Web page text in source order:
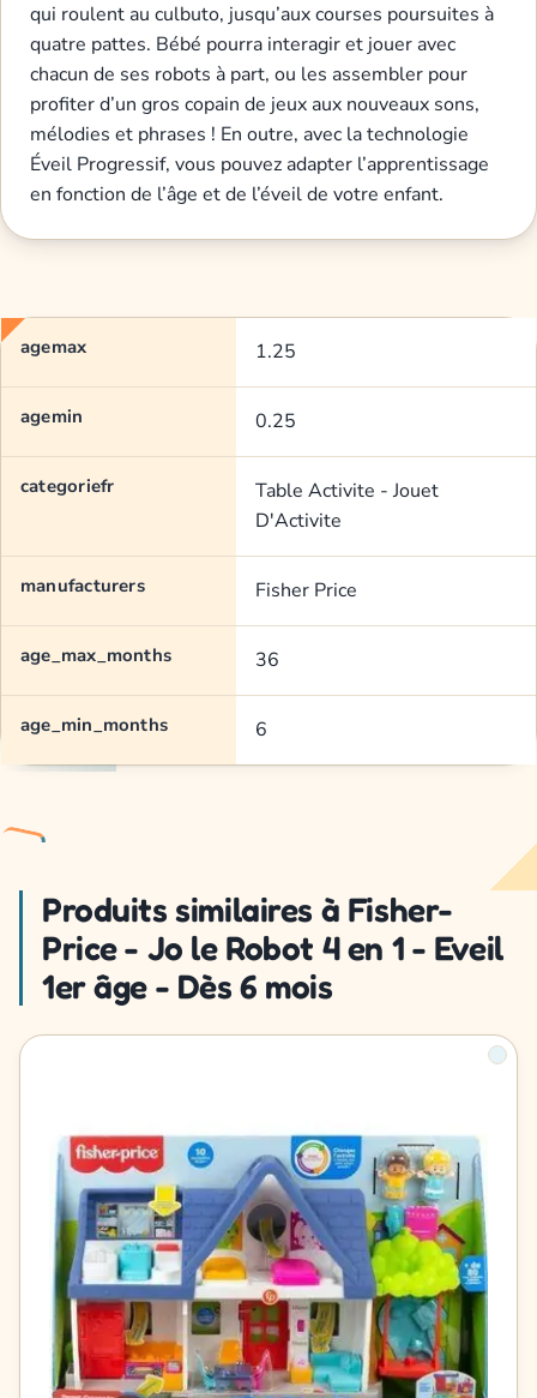
qui roulent au culbuto, jusqu’aux courses poursuites à
quatre pattes. Bébé pourra interagir et jouer avec
chacun de ses robots à part, ou les assembler pour
profiter d’un gros copain de jeux aux nouveaux sons,
mélodies et phrases ! En outre, avec la technologie
Éveil Progressif, vous pouvez adapter l’apprentissage
en fonction de l’âge et de l’éveil de votre enfant.
agemax 1.25
agemin 0.25
categoriefr
Table Activite - Jouet
D'Activite
manufacturers Fisher Price
age_max_months 36
age_min_months 6
Produits similaires à Fisher-
Price - Jo le Robot 4 en 1 - Eveil
1er âge - Dès 6 mois